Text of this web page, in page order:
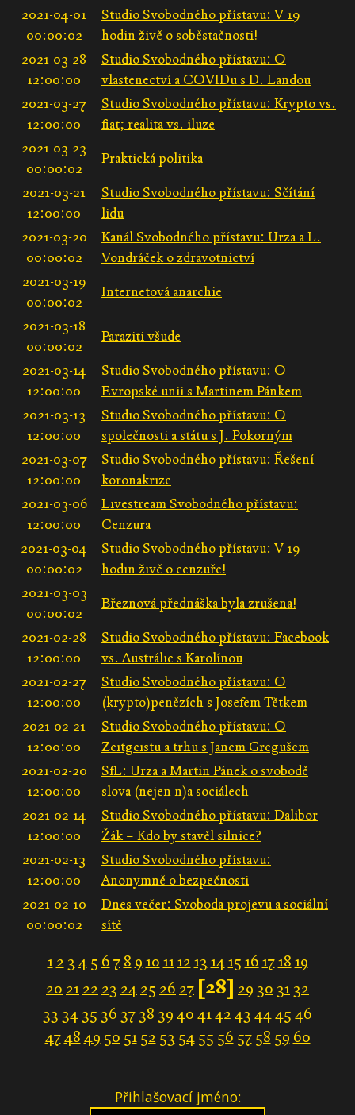
2021-04-01
00:00:02
Studio Svobodného přístavu: V 19
hodin živě o soběstačnosti!
2021-03-28
12:00:00
Studio Svobodného přístavu: O
vlastenectví a COVIDu s D. Landou
2021-03-27
12:00:00
Studio Svobodného přístavu: Krypto vs.
fiat; realita vs. iluze
2021-03-23
00:00:02
Praktická politika
2021-03-21
12:00:00
Studio Svobodného přístavu: Sčítání
lidu
2021-03-20
00:00:02
Kanál Svobodného přístavu: Urza a L.
Vondráček o zdravotnictví
2021-03-19
00:00:02
Internetová anarchie
2021-03-18
00:00:02
Paraziti všude
2021-03-14
12:00:00
Studio Svobodného přístavu: O
Evropské unii s Martinem Pánkem
2021-03-13
12:00:00
Studio Svobodného přístavu: O
společnosti a státu s J. Pokorným
2021-03-07
12:00:00
Studio Svobodného přístavu: Řešení
koronakrize
2021-03-06
12:00:00
Livestream Svobodného přístavu:
Cenzura
2021-03-04
00:00:02
Studio Svobodného přístavu: V 19
hodin živě o cenzuře!
2021-03-03
00:00:02
Březnová přednáška byla zrušena!
2021-02-28
12:00:00
Studio Svobodného přístavu: Facebook
vs. Austrálie s Karolínou
2021-02-27
12:00:00
Studio Svobodného přístavu: O
(krypto)penězích s Josefem Tětkem
2021-02-21
12:00:00
Studio Svobodného přístavu: O
Zeitgeistu a trhu s Janem Gregušem
2021-02-20
12:00:00
SfL: Urza a Martin Pánek o svobodě
slova (nejen n)a sociálech
2021-02-14
12:00:00
Studio Svobodného přístavu: Dalibor
Žák – Kdo by stavěl silnice?
2021-02-13
12:00:00
Studio Svobodného přístavu:
Anonymně o bezpečnosti
2021-02-10
00:00:02
Dnes večer: Svoboda projevu a sociální
sítě
1 2 3 4 5 6 7 8 9 10 1112 13 1415 16 1718 19
20 21 22 23 24 25 26 27 [28] 29 30 31 32
33 34 35 36 37 38 39 40 4142 43 4445 46
4748 49 50 51 52 53 54 55 56 57 58 59 60
Přihlašovací jméno: